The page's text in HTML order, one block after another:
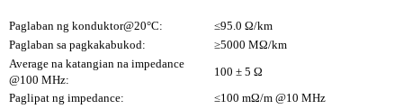
Paglaban ng konduktor@20°C:
≤95.0 Ω/km
Paglaban sa pagkakabukod:
≥5000 MΩ/km
Average na katangian na impedance
@100 MHz:
100 ± 5 Ω
Paglipat ng impedance:
≤100 mΩ/m @10 MHz